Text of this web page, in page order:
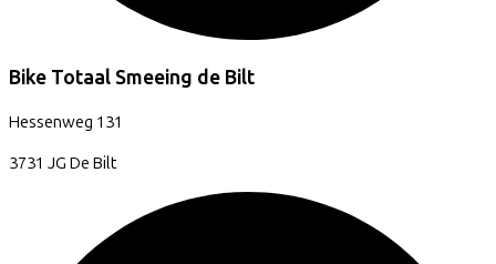
Bike Totaal Smeeing de Bilt
Hessenweg 131
3731 JG De Bilt